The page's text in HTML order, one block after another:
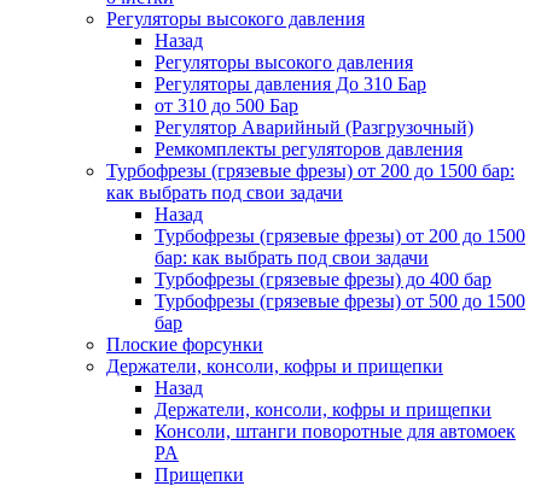
Регуляторы высокого давления
Назад
Регуляторы высокого давления
Регуляторы давления До 310 Бар
от 310 до 500 Бар
Регулятор Аварийный (Разгрузочный)
Ремкомплекты регуляторов давления
Турбофрезы (грязевые фрезы) от 200 до 1500 бар:
как выбрать под свои задачи
Назад
Турбофрезы (грязевые фрезы) от 200 до 1500
бар: как выбрать под свои задачи
Турбофрезы (грязевые фрезы) до 400 бар
Турбофрезы (грязевые фрезы) от 500 до 1500
бар
Плоские форсунки
Держатели, консоли, кофры и прищепки
Назад
Держатели, консоли, кофры и прищепки
Консоли, штанги поворотные для автомоек
PA
Прищепки